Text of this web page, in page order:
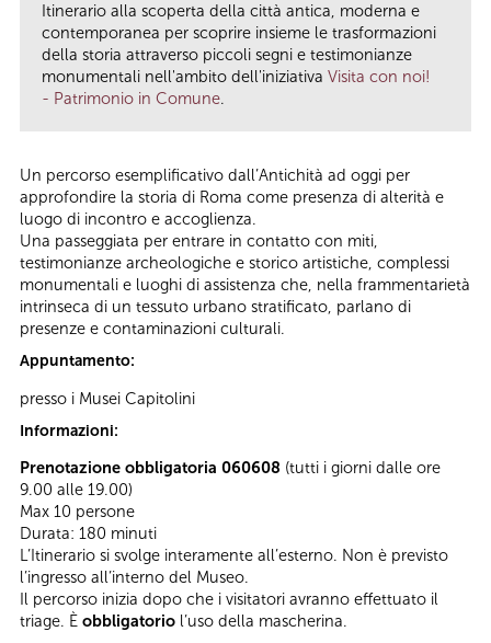
Itinerario alla scoperta della città antica, moderna e
contemporanea per scoprire insieme le trasformazioni
della storia attraverso piccoli segni e testimonianze
monumentali nell'ambito dell'iniziativa Visita con noi!
- Patrimonio in Comune.
Un percorso esemplificativo dall’Antichità ad oggi per
approfondire la storia di Roma come presenza di alterità e
luogo di incontro e accoglienza.
Una passeggiata per entrare in contatto con miti,
testimonianze archeologiche e storico artistiche, complessi
monumentali e luoghi di assistenza che, nella frammentarietà
intrinseca di un tessuto urbano stratificato, parlano di
presenze e contaminazioni culturali.
Appuntamento:
presso i Musei Capitolini
Informazioni:
Prenotazione obbligatoria 060608 (tutti i giorni dalle ore
9.00 alle 19.00)
Max 10 persone
Durata: 180 minuti
L’Itinerario si svolge interamente all’esterno. Non è previsto
l’ingresso all’interno del Museo.
Il percorso inizia dopo che i visitatori avranno effettuato il
triage. È obbligatorio l’uso della mascherina.